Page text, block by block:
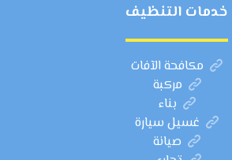
خدمات التنظيف
مكافحة الآفات
مركبة
بناء
غسيل سيارة
صيانة